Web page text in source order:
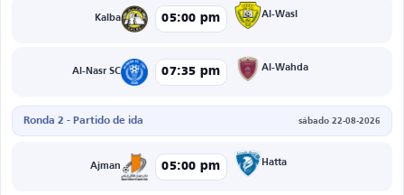
Kalba 05:00 pm Al-Wasl
Al-Nasr SC 07:35 pm Al-Wahda
Ronda 2 - Partido de ida sábado 22-08-2026
Ajman 05:00 pm Hatta